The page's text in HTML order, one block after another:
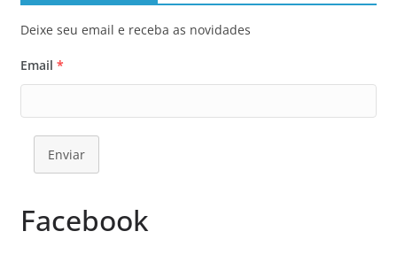
Deixe seu email e receba as novidades
Email *
Enviar
Facebook